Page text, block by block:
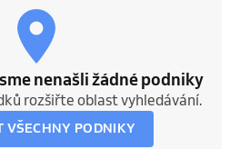
nenašli žádné podniky
rozšiřte oblast vyhledávání.
VŠECHNY PODNIKY